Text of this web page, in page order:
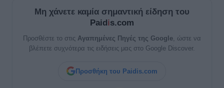
Μη χάνετε καμία σημαντική είδηση του
Paidis.com
Προσθέστε το στις Αγαπημένες Πηγές της Google , ώστε να
βλέπετε συχνότερα τις ειδήσεις μας στο Google Discover.
Προσθήκη του Paidis.com